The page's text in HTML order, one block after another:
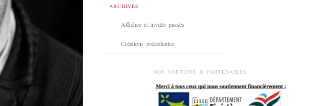
ARCHIVES
Affiches et invités passés
Créations précédentes
NOS SOUTIENS & PARTENAIRES :